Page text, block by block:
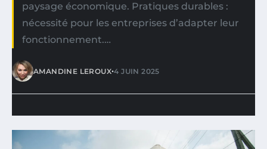
paysage économique. Pratiques durables :
nécessité pour les entreprises d’adapter leur
fonctionnement.…
AMANDINE LEROUX•4 JUIN 2025